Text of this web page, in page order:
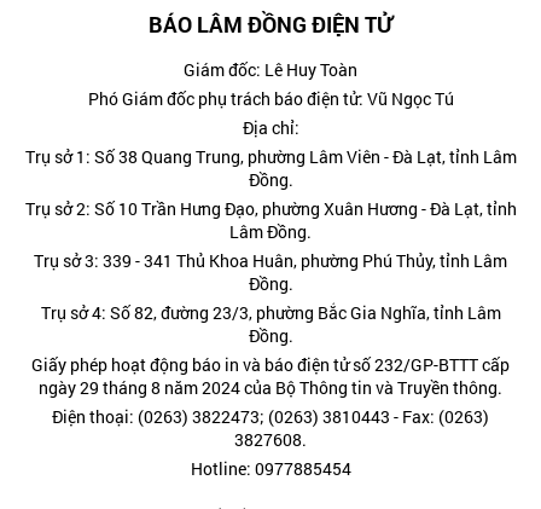
BÁO LÂM ĐỒNG ĐIỆN TỬ
Giám đốc: Lê Huy Toàn
Phó Giám đốc phụ trách báo điện tử: Vũ Ngọc Tú
Địa chỉ:
Trụ sở 1: Số 38 Quang Trung, phường Lâm Viên - Đà Lạt, tỉnh Lâm
Đồng.
Trụ sở 2: Số 10 Trần Hưng Đạo, phường Xuân Hương - Đà Lạt, tỉnh
Lâm Đồng.
Trụ sở 3: 339 - 341 Thủ Khoa Huân, phường Phú Thủy, tỉnh Lâm
Đồng.
Trụ sở 4: Số 82, đường 23/3, phường Bắc Gia Nghĩa, tỉnh Lâm
Đồng.
Giấy phép hoạt động báo in và báo điện tử số 232/GP-BTTT cấp
ngày 29 tháng 8 năm 2024 của Bộ Thông tin và Truyền thông.
Điện thoại: (0263) 3822473; (0263) 3810443 - Fax: (0263)
3827608.
Hotline: 0977885454